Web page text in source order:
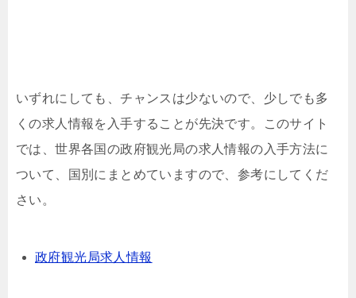
いずれにしても、チャンスは少ないので、少しでも多
くの求人情報を入手することが先決です。このサイト
では、世界各国の政府観光局の求人情報の入手方法に
ついて、国別にまとめていますので、参考にしてくだ
さい。
政府観光局求人情報